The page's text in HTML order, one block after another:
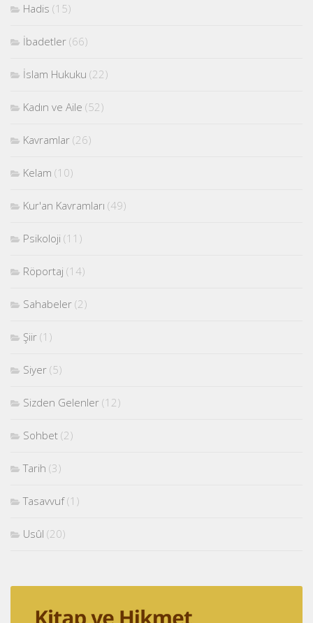
Hadis (15)
İbadetler (66)
İslam Hukuku (22)
Kadın ve Aile (52)
Kavramlar (26)
Kelam (10)
Kur'an Kavramları (49)
Psikoloji (11)
Röportaj (14)
Sahabeler (2)
Şiir (1)
Siyer (5)
Sizden Gelenler (12)
Sohbet (2)
Tarih (3)
Tasavvuf(1)
Usûl (20)